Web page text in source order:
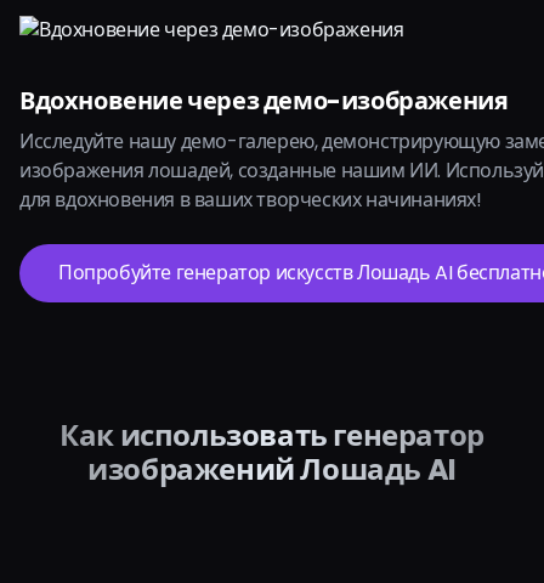
Вдохновение через демо-изображения
Исследуйте нашу демо-галерею, демонстрирующую
изображения лошадей, созданные нашим ИИ.
для вдохновения в ваших творческих начинаниях!
Попробуйте генератор искусств Лошадь AI
Как использовать генератор
изображений Лошадь AI